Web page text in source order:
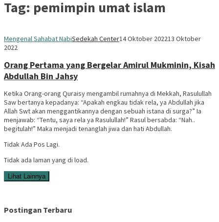
Tag: pemimpin umat islam
Mengenal Sahabat NabiSedekah Center14 Oktober 202213 Oktober
2022
Orang Pertama yang Bergelar Amirul Mukminin, Kisah
Abdullah Bin Jahsy
Ketika Orang-orang Quraisy mengambil rumahnya di Mekkah, Rasulullah
Saw bertanya kepadanya: “Apakah engkau tidak rela, ya Abdullah jika
Allah Swt akan menggantikannya dengan sebuah istana di surga?” Ia
menjawab: “Tentu, saya rela ya Rasulullah!” Rasul bersabda: “Nah..
begitulah!” Maka menjadi tenanglah jiwa dan hati Abdullah.
Tidak Ada Pos Lagi.
Tidak ada laman yang di load.
Lihat Lainnya
Postingan Terbaru